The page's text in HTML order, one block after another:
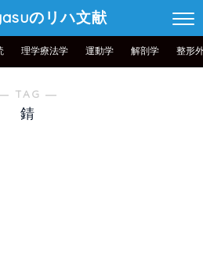
のリハ文献
理学療法学 運動学 解剖学 整形
TAG ―
錆